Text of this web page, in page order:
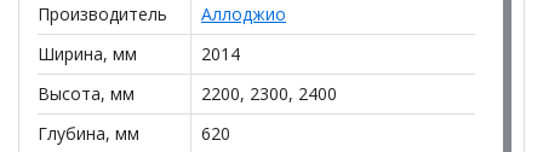
Производитель
Аллоджио
Ширина, мм
2014
Высота, мм
2200, 2300, 2400
Глубина, мм
620